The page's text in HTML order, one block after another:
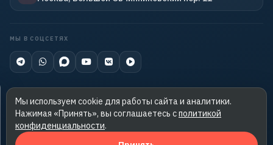
МЫ В СОЦСЕТЯХ
© 2026 PRslon. Все права защищены.
Копирование материалов запрещено.
Мы используем cookie для работы сайта и аналитики.
Нажимая «Принять», вы соглашаетесь сполитикой
конфиденциальности.